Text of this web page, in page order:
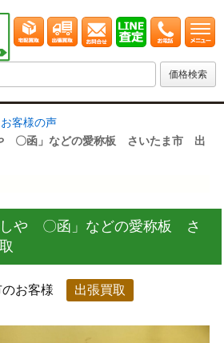
客様の声
〇函」などの愛称板 さいたま市 出
や 〇函」などの愛称板 さ
お客様 出張買取